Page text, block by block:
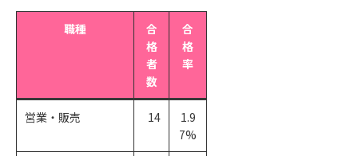
職種
合
格
者
数
合
格
率
営業・販売 14
1.9
7%